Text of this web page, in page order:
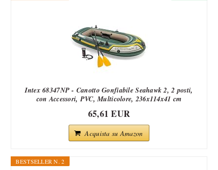
Intex 68347NP - Canotto Gonfiabile Seahawk 2, 2 posti,
con Accessori, PVC, Multicolore, 236x114x41 cm
65,61 EUR
Acquista su Amazon
BESTSELLER N. 2